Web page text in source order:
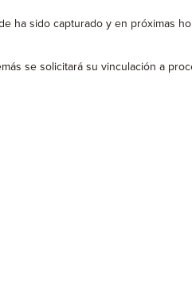
ha sido capturado y en próximas
se solicitará su vinculación a